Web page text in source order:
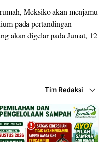
Meksiko akan menjamu
pada pertandingan
akan digelar pada Jumat, 12
Tim Redaksi